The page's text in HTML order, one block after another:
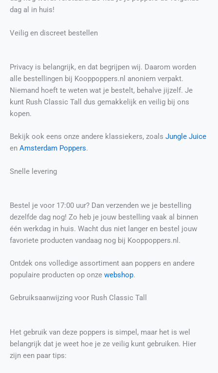
dag al in huis!
Veilig en discreet bestellen
Privacy is belangrijk, en dat begrijpen wij. Daarom worden
alle bestellingen bij Kooppoppers.nl anoniem verpakt.
Niemand hoeft te weten wat je bestelt, behalve jijzelf. Je
kunt Rush Classic Tall dus gemakkelijk en veilig bij ons
kopen.
Bekijk ook eens onze andere klassiekers, zoals Jungle Juice
en Amsterdam Poppers.
Snelle levering
Bestel je voor 17:00 uur? Dan verzenden we je bestelling
dezelfde dag nog! Zo heb je jouw bestelling vaak al binnen
één werkdag in huis. Wacht dus niet langer en bestel jouw
favoriete producten vandaag nog bij Kooppoppers.nl.
Ontdek ons volledige assortiment aan poppers en andere
populaire producten op onze webshop.
Gebruiksaanwijzing voor Rush Classic Tall
Het gebruik van deze poppers is simpel, maar het is wel
belangrijk dat je weet hoe je ze veilig kunt gebruiken. Hier
zijn een paar tips: